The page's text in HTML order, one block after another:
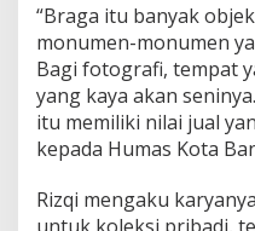
“Braga itu banyak
monumen-monumen
Bagi fotografi, tempat
yang kaya akan
itu memiliki nilai jual
kepada Humas Kota
Rizqi mengaku
untuk koleksi pribadi,